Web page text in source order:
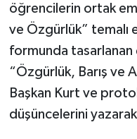
öğrencilerin ortak
ve Özgürlük” temalı
formunda tasarlanan
“Özgürlük, Barış ve
Başkan Kurt ve
düşüncelerini